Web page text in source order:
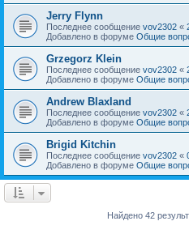
Jerry Flynn
Последнее сообщение vov2302 «
Добавлено в форуме Общие
Grzegorz Klein
Последнее сообщение vov2302 «
Добавлено в форуме Общие
Andrew Blaxland
Последнее сообщение vov2302 «
Добавлено в форуме Общие
Brigid Kitchin
Последнее сообщение vov2302 «
Добавлено в форуме Общие
Найдено 42